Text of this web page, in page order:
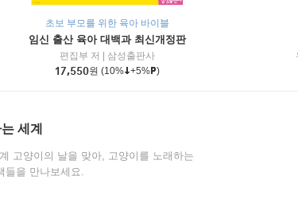
초보 부모를 위한 육아 바이블
임신 출산 육아 대백과 최신개정판
편집부 저
삼성출판사
17,550원 (10% +5% )
세계
고양이의 날을 맞아, 고양이를 노래하는
들을 만나보세요.